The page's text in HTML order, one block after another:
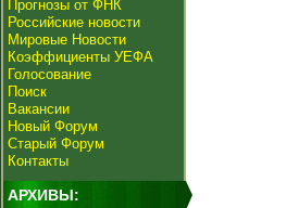
Прогнозы от ФНК
Российские новости
Мировые Новости
Коэффициенты УЕФА
Голосование
Поиск
Вакансии
Новый Форум
Старый Форум
Контакты
АРХИВЫ: